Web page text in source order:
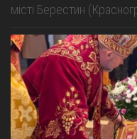
місті Берестин